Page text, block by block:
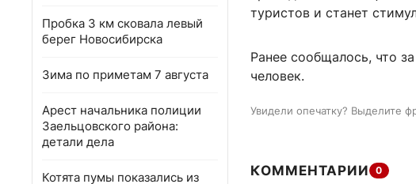
Пробка 3 км сковала левый
берег Новосибирска
Зима по приметам 7 августа
Арест начальника полиции
Заельцовского района:
детали дела
Котята пумы показались из
туристов и станет
Ранее сообщалось, что
человек.
Увидели опечатку? Выделите
КОММЕНТАРИИ 0